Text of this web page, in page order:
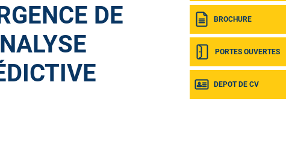
BROCHURE
PORTES OUVERTES
DEPOT DE CV
DE